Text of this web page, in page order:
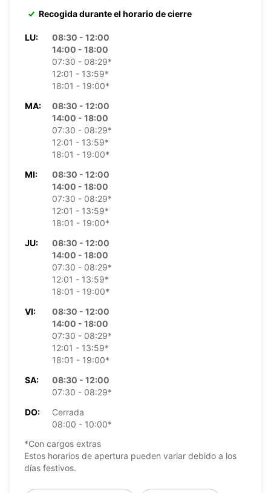
Recogida durante el horario de cierre
LU:
08:30 - 12:00
14:00 - 18:00
07:30 - 08:29*
12:01 - 13:59*
18:01 - 19:00*
MA:
08:30 - 12:00
14:00 - 18:00
07:30 - 08:29*
12:01 - 13:59*
18:01 - 19:00*
MI:
08:30 - 12:00
14:00 - 18:00
07:30 - 08:29*
12:01 - 13:59*
18:01 - 19:00*
JU:
08:30 - 12:00
14:00 - 18:00
07:30 - 08:29*
12:01 - 13:59*
18:01 - 19:00*
VI:
08:30 - 12:00
14:00 - 18:00
07:30 - 08:29*
12:01 - 13:59*
18:01 - 19:00*
SA:
08:30 - 12:00
07:30 - 08:29*
DO:
Cerrada
08:00 - 10:00*
*Con cargos extras
Estos horarios de apertura pueden variar debido a los
días festivos.